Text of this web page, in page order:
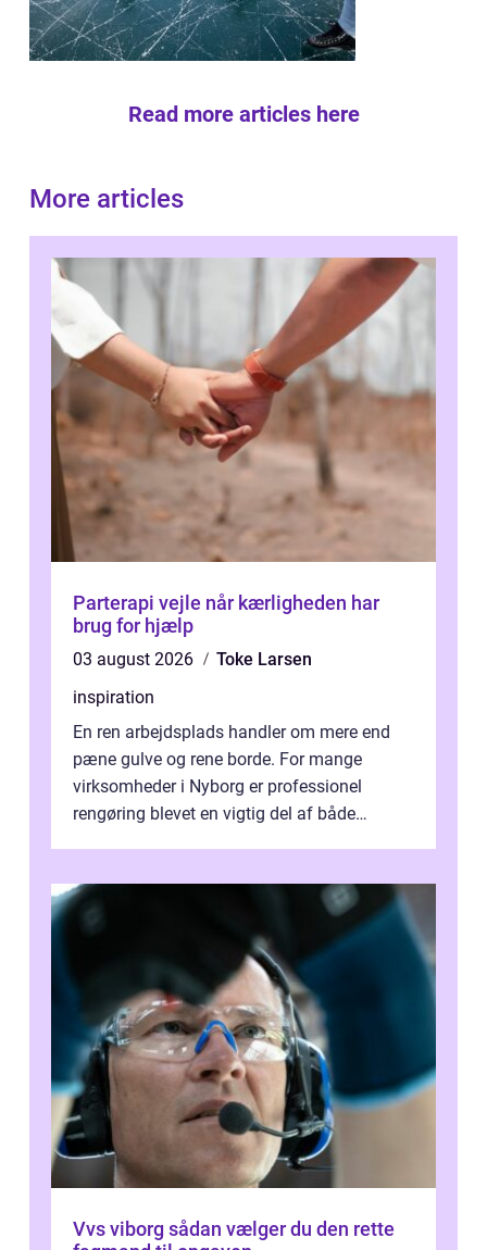
Read more articles here
More articles
Parterapi vejle når kærligheden har
brug for hjælp
03 august 2026
Toke Larsen
inspiration
En ren arbejdsplads handler om mere end
pæne gulve og rene borde. For mange
virksomheder i Nyborg er professionel
rengøring blevet en vigtig del af både
Vvs viborg sådan vælger du den rette